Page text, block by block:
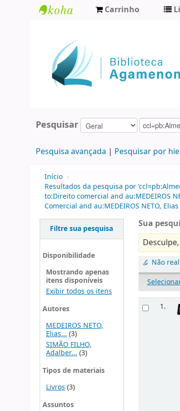
Agamenon
Magalhães
Carrinho
Pesquisar
Pesquisa avançada Pesquisar por
Início ›
Resultados da pesquisa por
to:Direito comercial and au:MEDEIROS
Comercial and au:MEDEIROS NETO,
Filtre sua pesquisa
Disponibilidade
Mostrando apenas
itens disponíveis
Exibir todos os itens
Autores
MEDEIROS NETO,
Elias...(3)
SIMÃO FILHO,
Adalber... (3)
Tipos de materiais
Livros(3)
Assuntos
Sua
Não
1.